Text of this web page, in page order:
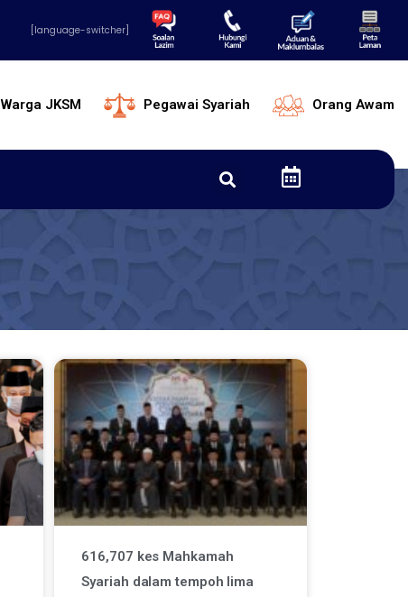
[language-switcher]
Warga JKSM Pegawai Syariah Orang Awam
616,707 kes Mahkamah
Syariah dalam tempoh lima